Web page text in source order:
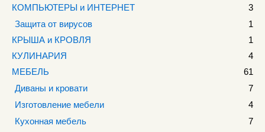
КОМПЬЮТЕРЫ и ИНТЕРНЕТ
3
Защита от вирусов
1
КРЫША и КРОВЛЯ
1
КУЛИНАРИЯ
4
МЕБЕЛЬ
61
Диваны и кровати
7
Изготовление мебели
4
Кухонная мебель
7